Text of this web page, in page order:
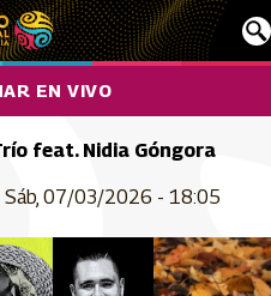
EN VIVO
feat. Nidia Góngora
Sáb, 07/03/2026 - 18:05